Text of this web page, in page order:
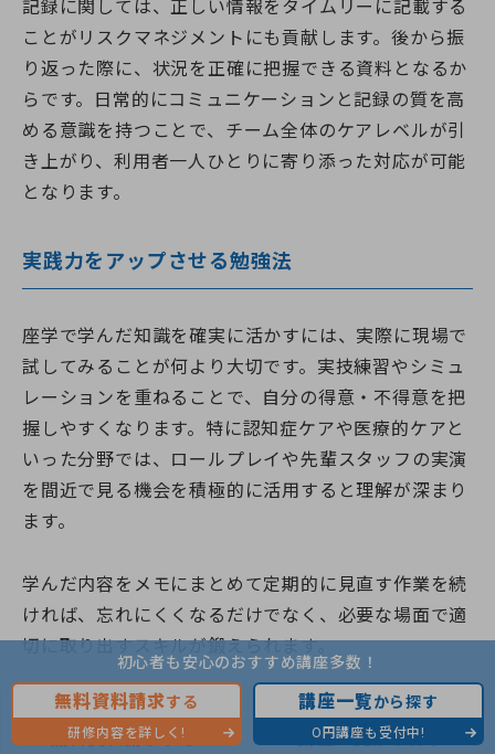
無料資料請求する 講座一覧から探す
初心者も安心のおすすめ講座多数！
無料資料請求する
研修内容を詳しく!
講座一覧から探す
0円講座も受付中!
記録に関しては、正しい情報をタイムリーに記載する
ことがリスクマネジメントにも貢献します。後から振
り返った際に、状況を正確に把握できる資料となるか
らです。日常的にコミュニケーションと記録の質を高
める意識を持つことで、チーム全体のケアレベルが引
き上がり、利用者一人ひとりに寄り添った対応が可能
となります。
実践力をアップさせる勉強法
座学で学んだ知識を確実に活かすには、実際に現場で
試してみることが何より大切です。実技練習やシミュ
レーションを重ねることで、自分の得意・不得意を把
握しやすくなります。特に認知症ケアや医療的ケアと
いった分野では、ロールプレイや先輩スタッフの実演
を間近で見る機会を積極的に活用すると理解が深まり
ます。
学んだ内容をメモにまとめて定期的に見直す作業を続
ければ、忘れにくくなるだけでなく、必要な場面で適
切に取り出すスキルが鍛えられます。
どれだけ研修を重ねても、記録一つ
とっても「誰が読んでもわかる書き